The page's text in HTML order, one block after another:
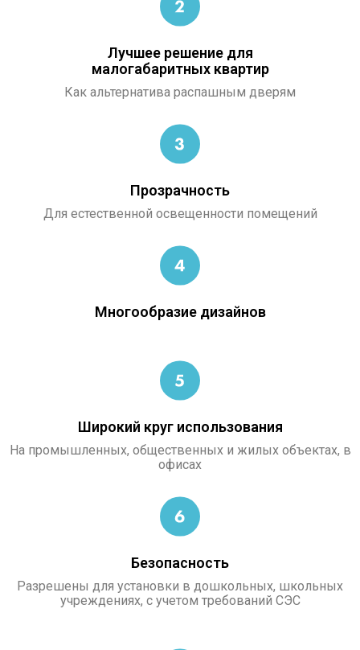
Лучшее решение для
малогабаритных квартир
Как альтернатива распашным дверям
Прозрачность
Для естественной освещенности помещений
Многообразие дизайнов
Широкий круг использования
На промышленных, общественных и жилых объектах, в
офисах
Безопасность
Разрешены для установки в дошкольных, школьных
учреждениях, с учетом требований СЭС